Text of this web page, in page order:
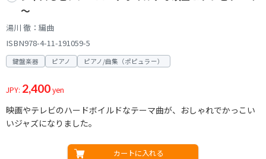
～
湯川 徹：編曲
ISBN978-4-11-191059-5
鍵盤楽器 ピアノ ピアノ/曲集（ポピュラー）
JPY: 2,400yen
映画やテレビのハードボイルドなテーマ曲が、おしゃれでかっこい
いジャズになりました。
カートに入れる